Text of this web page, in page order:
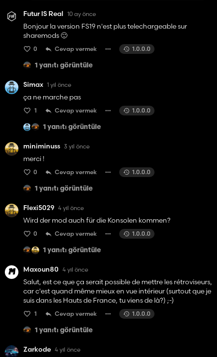
Futur IS Real 10 ay önce
Bonjour la version FS19 n'est plus telechargeable sur
sharemods 🙂
0 Cevap vermek 1.0.0.0
1 yanıtı görüntüle
Simax 1 yıl önce
ça ne marche pas
1 Cevap vermek 1.0.0.0
1 yanıtı görüntüle
miniminuss 3 yıl önce
merci !
0 Cevap vermek 1.0.0.0
1 yanıtı görüntüle
Flexi5029 4 yıl önce
Wird der mod auch für die Konsolen kommen?
0 Cevap vermek 1.0.0.0
1 yanıtı görüntüle
Maxoun80 4 yıl önce
Salut, est ce que ça serait possible de mettre les rétroviseurs,
car c'est quand même mieux en vue intérieur (surtout que je
suis dans les Hauts de France, tu viens de là?) ;-)
1 Cevap vermek 1.0.0.0
1 yanıtı görüntüle
Zarkode 4 yıl önce